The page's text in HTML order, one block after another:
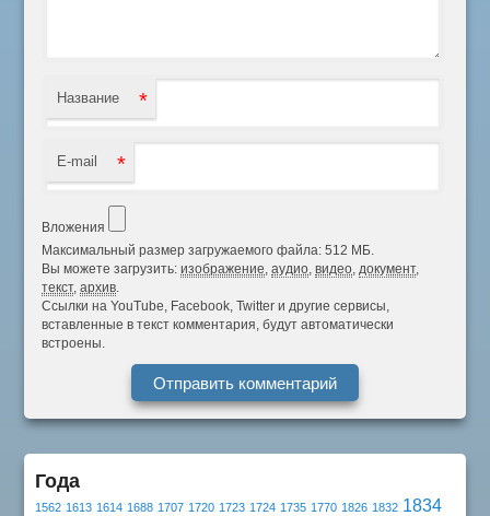
Название *
E-mail *
Вложения
Максимальный размер загружаемого файла: 512 МБ.
Вы можете загрузить:изображение,аудио,видео,документ,
текст,архив.
Ссылки на YouTube, Facebook, Twitter и другие сервисы,
вставленные в текст комментария, будут автоматически
встроены.
Года
1562 1613 1614 1688 1707 1720 1723 1724 1735 1770 1826 1832 1834